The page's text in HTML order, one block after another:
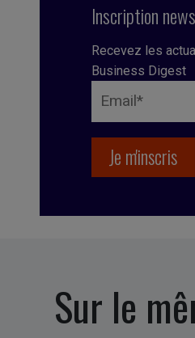
Inscription
Recevez les
Business Digest
Sur le